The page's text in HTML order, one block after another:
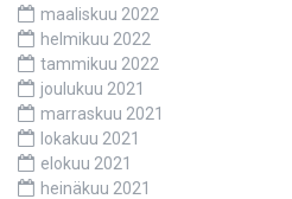
maaliskuu 2022
helmikuu 2022
tammikuu 2022
joulukuu 2021
marraskuu 2021
lokakuu 2021
elokuu 2021
heinäkuu 2021